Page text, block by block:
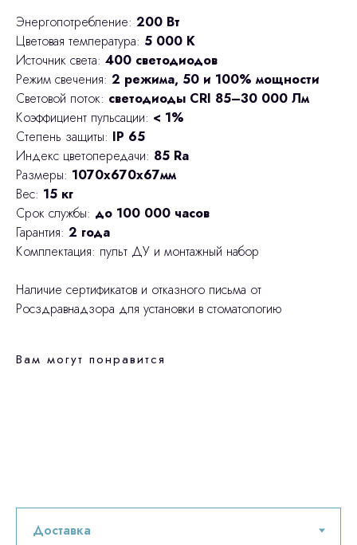
Энергопотребление: 200 Вт
Цветовая температура: 5 000 К
Источник света: 400 светодиодов
Режим свечения: 2 режима, 50 и 100% мощности
Световой поток: светодиоды CRI 85–30 000 Лм
Коэффициент пульсации: < 1%
Степень защиты: IP 65
Индекс цветопередачи: 85 Ra
Размеры: 1070х670х67мм
Вес: 15 кг
Срок службы: до 100 000 часов
Гарантия: 2 года
Комплектация: пульт ДУ и монтажный набор
Наличие сертификатов и отказного письма от
Росздравнадзора для установки в стоматологию
Вам могут понравится